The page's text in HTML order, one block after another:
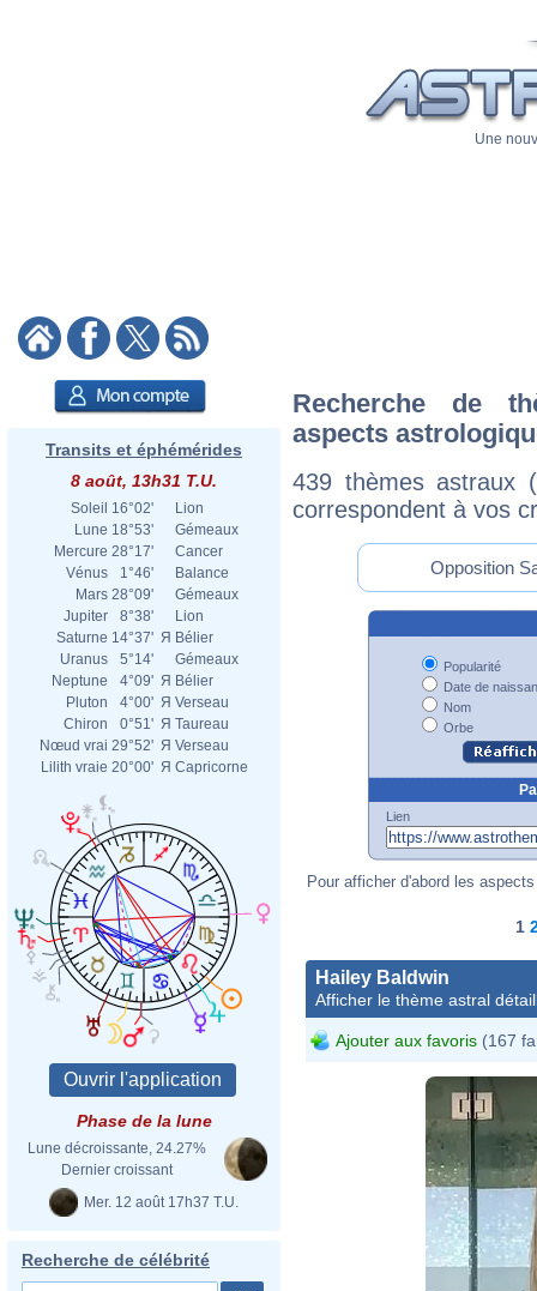
Une
Transits et éphémérides
8 août, 13h31 T.U.
Soleil 16°02'
Lion
Lune 18°53'
Gémeaux
Mercure 28°17'
Cancer
Vénus
1°46'
Balance
Mars 28°09'
Gémeaux
Jupiter
8°38'
Lion
Saturne 14°37' Я Bélier
Uranus
5°14'
Gémeaux
Neptune
4°09' Я Bélier
Pluton
4°00' Я Verseau
Chiron
0°51' Я Taureau
Nœud vrai 29°52' Я Verseau
Lilith vraie 20°00' Я Capricorne
Phase de la lune
Lune décroissante, 24.27%
Dernier croissant
Mer. 12 août 17h37 T.U.
Recherche de célébrité
Recherche de
aspects
439 thèmes astraux
correspondent à vos
Opposition
Popularité
Date de
Nom
Orbe
Lien
Pour afficher d'abord les
1
Hailey Baldwin
Afficher le thème astral
Ajouter aux favoris (167